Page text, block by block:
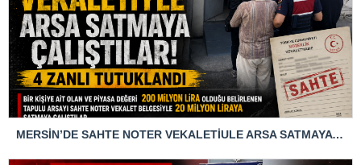
MERSİN’DE SAHTE NOTER VEKALETİULE ARSA SATMAYA ÇALIŞTIRLAR